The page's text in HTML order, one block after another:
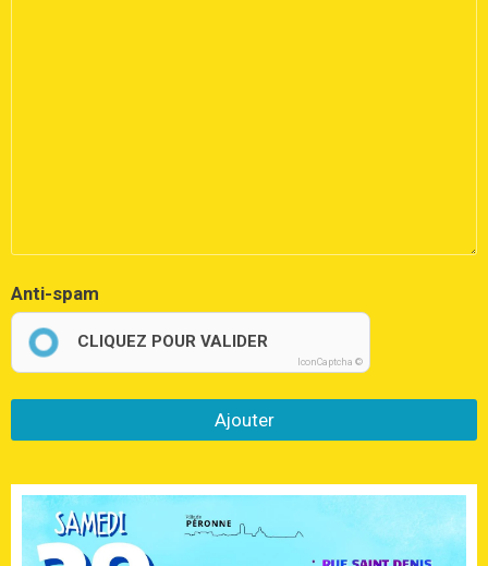
Anti-spam
CLIQUEZ POUR VALIDER
IconCaptcha ©
Ajouter